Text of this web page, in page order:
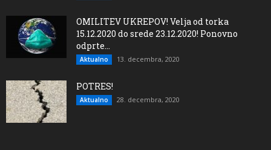
OMILITEV UKREPOV! Velja od torka
15.12.2020 do srede 23.12.2020! Ponovno
odprte...
Aktualno 13. decembra, 2020
POTRES!
Aktualno 28. decembra, 2020